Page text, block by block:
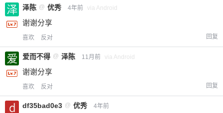
泽陈 @ 优秀 4年前 via Android
谢谢分享
喜欢 反对 回复
爱而不得 @ 泽陈 11月前 via Android
谢谢分享
喜欢 反对 回复
df35bad0e3 @ 优秀 4年前